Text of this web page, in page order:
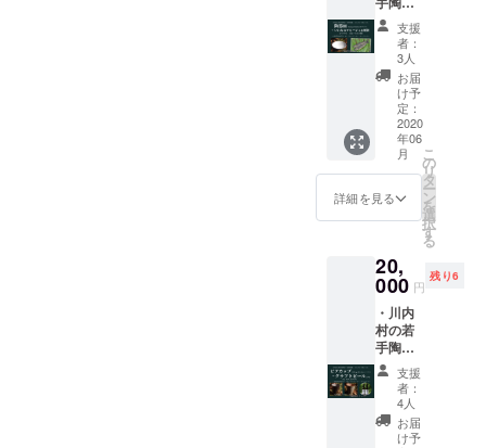
2020年
2月1日
から順
次お届
けを開
始し、
2020年
2月29日
までに
お届け
す。 ※
災害等
可能と
なった
場合の
払い戻
しは致
しませ
ん。
（送料
込
み）。
※出店情
報はあ
らかじ
めお店
のSNS
よりご
確認く
い。 ※
商品券
2021年
5月末ま
でで
す。 ※
リター
ンは
2020年
6月1日
から順
次お届
けを開
りしま
す。 ※
指定住
所へお
送りし
ます
（送料
み）。
※出店情
報はあ
らかじ
確認く
ださ
い。 ※
旬の野
菜便は
2020年
8月にお
届け予
定です
が、前
後する
もっと
飲みに
行きま
しょ
う！ プ
ラス、
オリジ
ナルス
テッ
カー、
心を込
めたサ
お渡し
しま
す。 ※
大島の
好みは
ビール
と日本
酒で
す。 ※
大島は
話を聞
家「志
賀風
夏」さ
ん(土志
工房)に
よる陶
器皿 ・
いわな
のア
ヒー
ジョ+い
わなの
燻製 ・
Kitchen
2000円
分商品
券 ・オ
リジナ
ルス
テッ
カー ・
サンク
スレ
ター 川
支援
者：
3人
お届
け予
定：
2020
年06
月
詳細を見る
こ
の
リ
タ
ー
ン
を
選
択
す
る
20,
000 円
残り6
・川内
村の若
手陶芸
家「志
賀風
夏」さ
ん(土志
工房)に
支援
者：
4人
お届
け予